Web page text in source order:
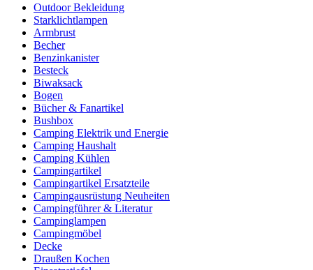
Outdoor Bekleidung
Starklichtlampen
Armbrust
Becher
Benzinkanister
Besteck
Biwaksack
Bogen
Bücher & Fanartikel
Bushbox
Camping Elektrik und Energie
Camping Haushalt
Camping Kühlen
Campingartikel
Campingartikel Ersatzteile
Campingausrüstung Neuheiten
Campingführer & Literatur
Campinglampen
Campingmöbel
Decke
Draußen Kochen